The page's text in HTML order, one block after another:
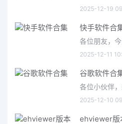
2025-12-19
快手软件合
各位朋友，
2025-12-11
谷歌软件合
各位小伙伴
2025-12-10
ehviewer版